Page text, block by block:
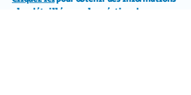
plus détaillées sur la création de vos